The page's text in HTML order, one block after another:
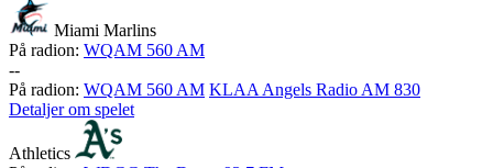
Miami Marlins
På radion: WQAM 560 AM
--
På radion: WQAM 560 AM KLAA Angels Radio AM 830
Detaljer om spelet
Athletics